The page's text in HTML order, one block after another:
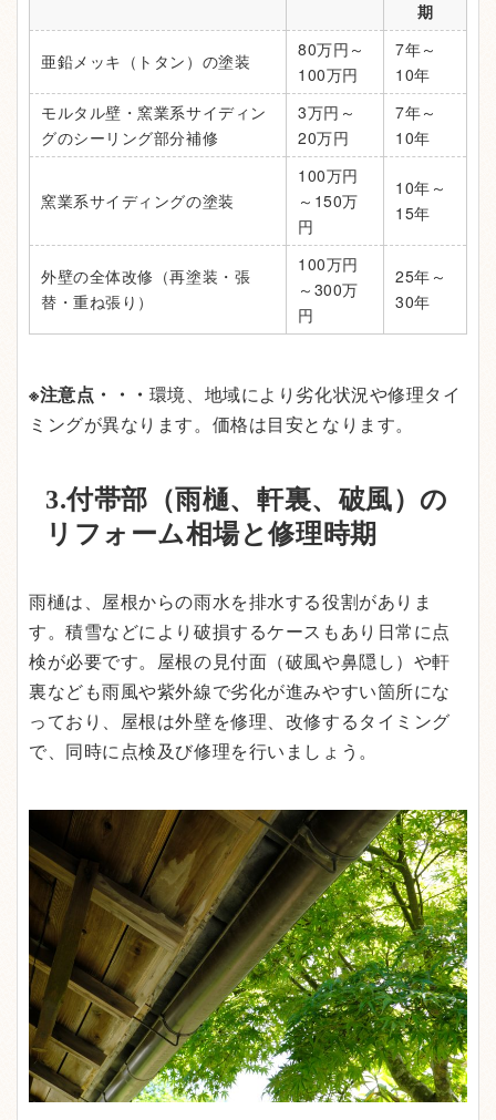
期
亜鉛メッキ（トタン）の塗装
80万円～
100万円
7年～
10年
モルタル壁・窯業系サイディン
グのシーリング部分補修
3万円～
20万円
7年～
10年
窯業系サイディングの塗装
100万円
～150万
円
10年～
15年
外壁の全体改修（再塗装・張
替・重ね張り）
100万円
～300万
円
25年～
30年
※注意点・・・ 環境、地域により劣化状況や修理タイ
ミングが異なります。価格は目安となります。
3.付帯部（雨樋、軒裏、破風）の
リフォーム相場と修理時期
雨樋は、屋根からの雨水を排水する役割がありま
す。積雪などにより破損するケースもあり日常に点
検が必要です。屋根の見付面（破風や鼻隠し）や軒
裏なども雨風や紫外線で劣化が進みやすい箇所にな
っており、屋根は外壁を修理、改修するタイミング
で、同時に点検及び修理を行いましょう。